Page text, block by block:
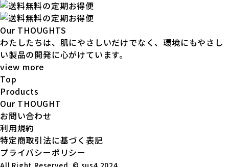
Our THOUGHTS
わたしたちは、肌にやさしいだけでなく、環境にもやさし
い製品の開発に心がけています。
view more
Top
Products
Our THOUGHT
お問い合わせ
利用規約
特定商取引法に基づく表記
プライバシーポリシー